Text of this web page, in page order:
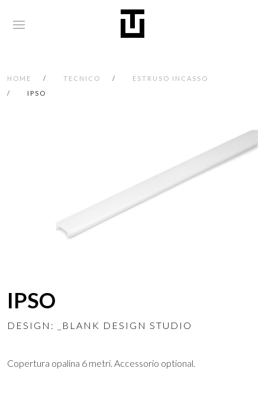
HOME TECNICO
ESTRUSO INCASSO
IPSO
IPSO
DESIGN: _BLANK DESIGN STUDIO
Copertura opalina 6 metri. Accessorio optional.